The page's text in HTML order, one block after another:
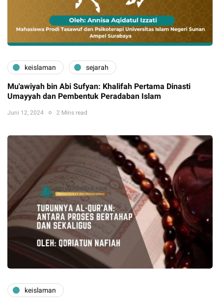
keislaman sejarah
Mu'awiyah bin Abi Sufyan: Khalifah Pertama Dinasti
Umayyah dan Pembentuk Peradaban Islam
Juni 12, 2024 2 Mins read
keislaman